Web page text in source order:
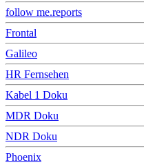
follow me.reports
Frontal
Galileo
HR Fernsehen
Kabel 1 Doku
MDR Doku
NDR Doku
Phoenix